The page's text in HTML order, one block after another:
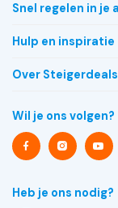
Snel regelen in je
Hulp en inspiratie
Over Steigerdeals
Wil je ons volgen?
Heb je ons nodig?